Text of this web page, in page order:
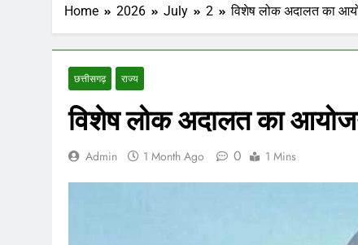
Home 2026 July 2 विशेष लोक अदालत का
छत्तीसगढ़ राज्य
विशेष लोक अदालत का
Admin 1 Month Ago 0 1 Mins